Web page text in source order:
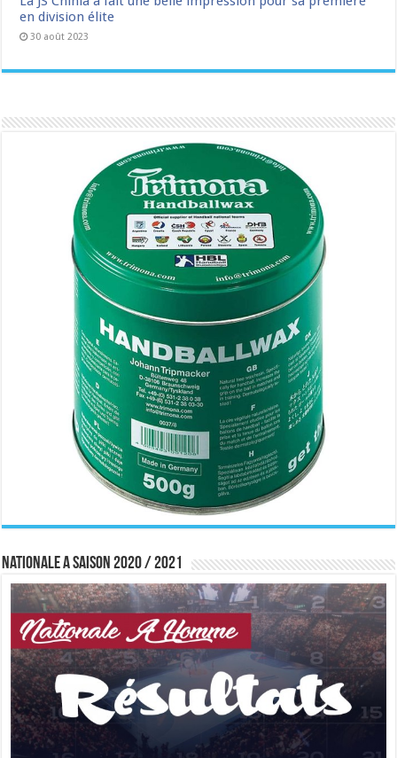
en division élite
30 août 2023
Nationale A saison 2020 / 2021